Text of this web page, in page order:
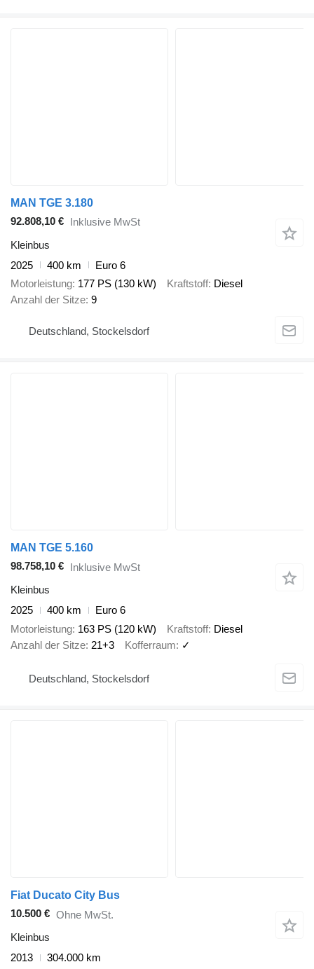
MAN TGE 3.180
92.808,10 € Inklusive MwSt
Kleinbus
2025
400 km
Euro 6
Motorleistung 177 PS (130 kW) Kraftstoff Diesel
Anzahl der Sitze 9
Deutschland, Stockelsdorf
MAN TGE 5.160
98.758,10 € Inklusive MwSt
Kleinbus
2025
400 km
Euro 6
Motorleistung 163 PS (120 kW) Kraftstoff Diesel
Anzahl der Sitze 21+3 Kofferraum ✓
Deutschland, Stockelsdorf
Fiat Ducato City Bus
10.500 € Ohne MwSt.
Kleinbus
2013
304.000 km